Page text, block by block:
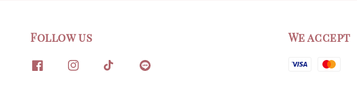
Follow us We accept